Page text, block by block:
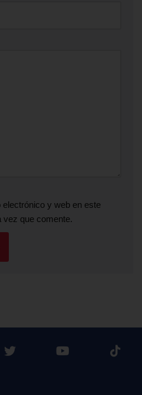
y web en este
vez que comente.